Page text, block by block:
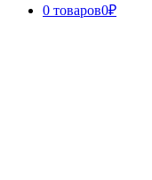
0 товаров0₽